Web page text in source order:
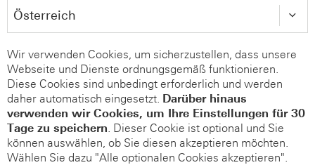
Wir verwenden Cookies, um sicherzustellen, dass unsere
Webseite und Dienste ordnungsgemäß funktionieren.
Diese Cookies sind unbedingt erforderlich und werden
daher automatisch eingesetzt. Darüber hinaus
verwenden wir Cookies, um Ihre Einstellungen für 30
Tage zu speichern. Dieser Cookie ist optional und Sie
können auswählen, ob Sie diesen akzeptieren möchten.
Wählen Sie dazu "Alle optionalen Cookies akzeptieren".